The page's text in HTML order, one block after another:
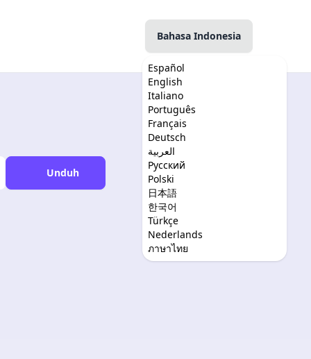
Bahasa Indonesia
Español
English
Italiano
Português
Français
Deutsch
العربية
Русский
Polski
日本語
한국어
Türkçe
Nederlands
ภาษาไทย
Unduh